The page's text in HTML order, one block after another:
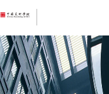
设备和实验室管理中心
（资产办）